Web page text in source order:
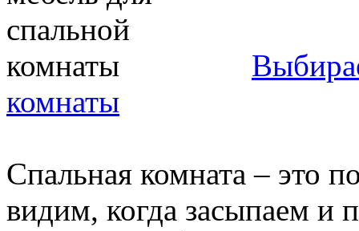
комнаты
Спальная комната – это
видим, когда засыпаем и